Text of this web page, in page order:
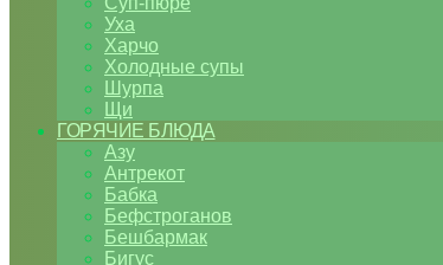
Уха
Харчо
Холодные супы
Шурпа
Щи
ГОРЯЧИЕ БЛЮДА
Азу
Антрекот
Бабка
Бефстроганов
Бешбармак
Бигус